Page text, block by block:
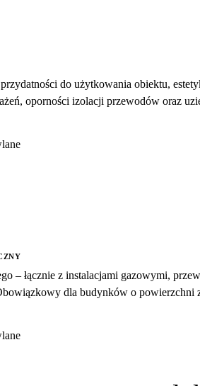
do użytkowania obiektu,
oporności izolacji przewodów oraz
– łącznie z instalacjami gazowymi,
dla budynków o